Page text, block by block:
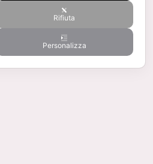
Rifiuta
Personalizza